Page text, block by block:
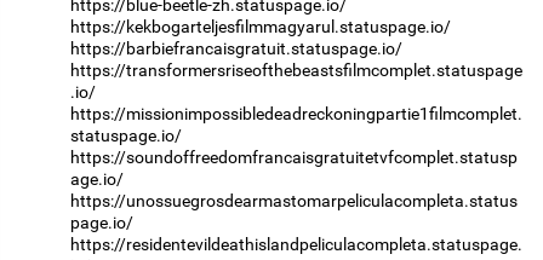
https://blue-beetle-zh.statuspage.io/
https://kekbogarteljesfilmmagyarul.statuspage.io/
https://barbiefrancaisgratuit.statuspage.io/
https://transformersriseofthebeastsfilmcomplet.statuspage
.io/
https://missionimpossibledeadreckoningpartie1filmcomplet.
statuspage.io/
https://soundoffreedomfrancaisgratuitetvfcomplet.statusp
age.io/
https://unossuegrosdearmastomarpeliculacompleta.status
page.io/
https://residentevildeathislandpeliculacompleta.statuspage.